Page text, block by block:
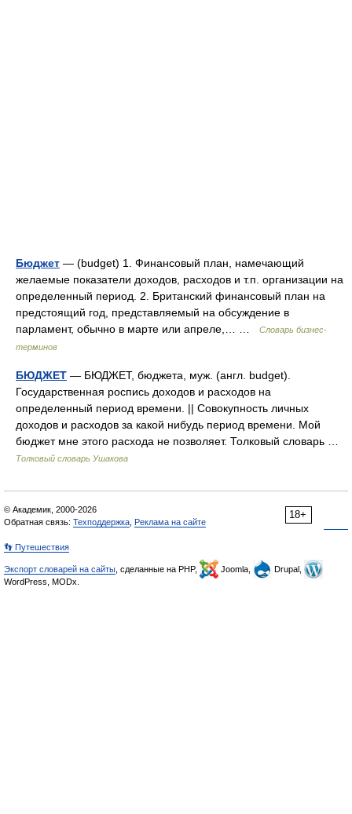
Бюджет — (budget) 1. Финансовый план, намечающий
желаемые показатели доходов, расходов и т.п. организации на
определенный период. 2. Британский финансовый план на
предстоящий год, представляемый на обсуждение в
парламент, обычно в марте или апреле,… …
Словарь бизнес-
терминов
БЮДЖЕТ — БЮДЖЕТ, бюджета, муж. (англ. budget).
Государственная роспись доходов и расходов на
определенный период времени. || Совокупность личных
доходов и расходов за какой нибудь период времени. Мой
бюджет мне этого расхода не позволяет. Толковый словарь …
Толковый словарь Ушакова
18+
© Академик, 2000-2026
Обратная связь: Техподдержка Реклама на сайте
👣 Путешествия
Экспорт словарей на сайты , сделанные на PHP, Joomla,
Drupal,
WordPress, MODx.